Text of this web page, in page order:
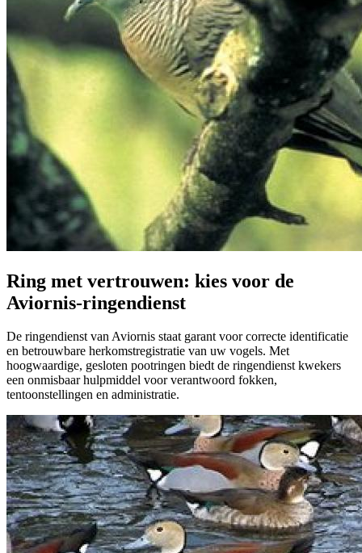
Ring met vertrouwen: kies voor de
Aviornis-ringendienst
De ringendienst van Aviornis staat garant voor correcte identificatie
en betrouwbare herkomstregistratie van uw vogels. Met
hoogwaardige, gesloten pootringen biedt de ringendienst kwekers
een onmisbaar hulpmiddel voor verantwoord fokken,
tentoonstellingen en administratie.